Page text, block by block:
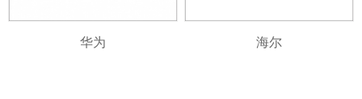
华为 海尔